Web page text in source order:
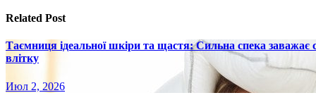
Related Post
Таємниця ідеальної шкіри та щастя: Сильна спека
влітку
Июл 2, 2026